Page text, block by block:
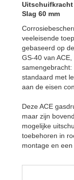
Uitschuifkracht
Slag 60 mm
veeleisende
gebaseerd op
GS-40 van
standaard met
aan de eisen
Deze ACE
maar zijn
mogelijke
toebehoren in
montage en